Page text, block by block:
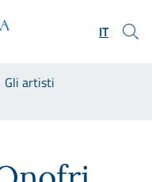
IT
Gli artisti